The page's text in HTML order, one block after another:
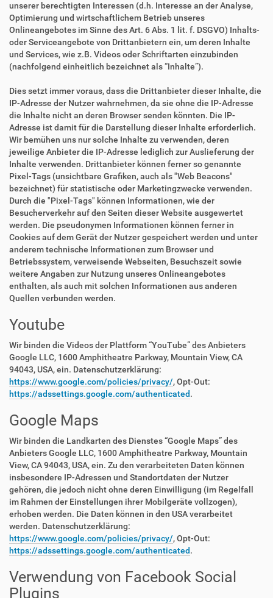
unserer berechtigten Interessen (d.h. Interesse an der Analyse,
Optimierung und wirtschaftlichem Betrieb unseres
Onlineangebotes im Sinne des Art. 6 Abs. 1 lit. f. DSGVO) Inhalts-
oder Serviceangebote von Drittanbietern ein, um deren Inhalte
und Services, wie z.B. Videos oder Schriftarten einzubinden
(nachfolgend einheitlich bezeichnet als “Inhalte”).
Dies setzt immer voraus, dass die Drittanbieter dieser Inhalte, die
IP-Adresse der Nutzer wahrnehmen, da sie ohne die IP-Adresse
die Inhalte nicht an deren Browser senden könnten. Die IP-
Adresse ist damit für die Darstellung dieser Inhalte erforderlich.
Wir bemühen uns nur solche Inhalte zu verwenden, deren
jeweilige Anbieter die IP-Adresse lediglich zur Auslieferung der
Inhalte verwenden. Drittanbieter können ferner so genannte
Pixel-Tags (unsichtbare Grafiken, auch als "Web Beacons"
bezeichnet) für statistische oder Marketingzwecke verwenden.
Durch die "Pixel-Tags" können Informationen, wie der
Besucherverkehr auf den Seiten dieser Website ausgewertet
werden. Die pseudonymen Informationen können ferner in
Cookies auf dem Gerät der Nutzer gespeichert werden und unter
anderem technische Informationen zum Browser und
Betriebssystem, verweisende Webseiten, Besuchszeit sowie
weitere Angaben zur Nutzung unseres Onlineangebotes
enthalten, als auch mit solchen Informationen aus anderen
Quellen verbunden werden.
Youtube
Wir binden die Videos der Plattform “YouTube” des Anbieters
Google LLC, 1600 Amphitheatre Parkway, Mountain View, CA
94043, USA, ein. Datenschutzerklärung:
https://www.google.com/policies/privacy/, Opt-Out:
https://adssettings.google.com/authenticated.
Google Maps
Wir binden die Landkarten des Dienstes “Google Maps” des
Anbieters Google LLC, 1600 Amphitheatre Parkway, Mountain
View, CA 94043, USA, ein. Zu den verarbeiteten Daten können
insbesondere IP-Adressen und Standortdaten der Nutzer
gehören, die jedoch nicht ohne deren Einwilligung (im Regelfall
im Rahmen der Einstellungen ihrer Mobilgeräte vollzogen),
erhoben werden. Die Daten können in den USA verarbeitet
werden. Datenschutzerklärung:
https://www.google.com/policies/privacy/, Opt-Out:
https://adssettings.google.com/authenticated.
Verwendung von Facebook Social
Plugins